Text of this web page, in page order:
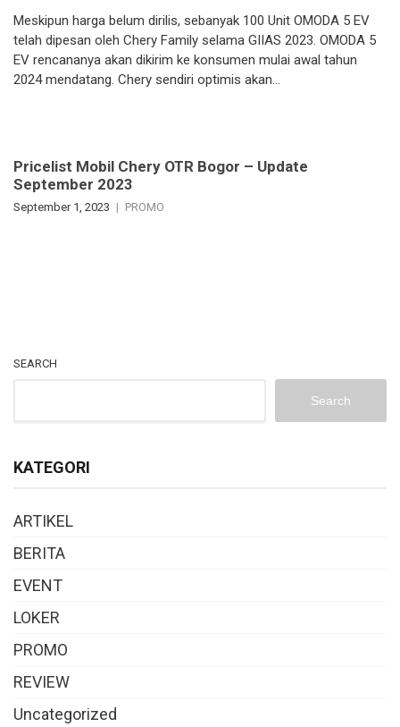
Meskipun harga belum dirilis, sebanyak 100 Unit OMODA 5 EV
telah dipesan oleh Chery Family selama GIIAS 2023. OMODA 5
EV rencananya akan dikirim ke konsumen mulai awal tahun
2024 mendatang. Chery sendiri optimis akan…
Pricelist Mobil Chery OTR Bogor – Update
September 2023
September 1, 2023 PROMO
SEARCH
Search
KATEGORI
ARTIKEL
BERITA
EVENT
LOKER
PROMO
REVIEW
Uncategorized